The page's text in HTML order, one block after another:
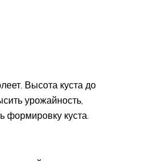
Высота куста до
урожайность,
формировку куста.